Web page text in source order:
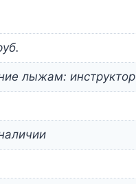
лыжам: инструктор